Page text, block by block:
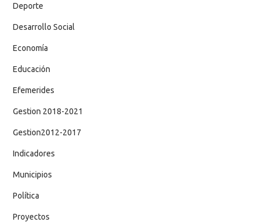
Deporte
Desarrollo Social
Economía
Educación
Efemerides
Gestion 2018-2021
Gestion2012-2017
Indicadores
Municipios
Política
Proyectos